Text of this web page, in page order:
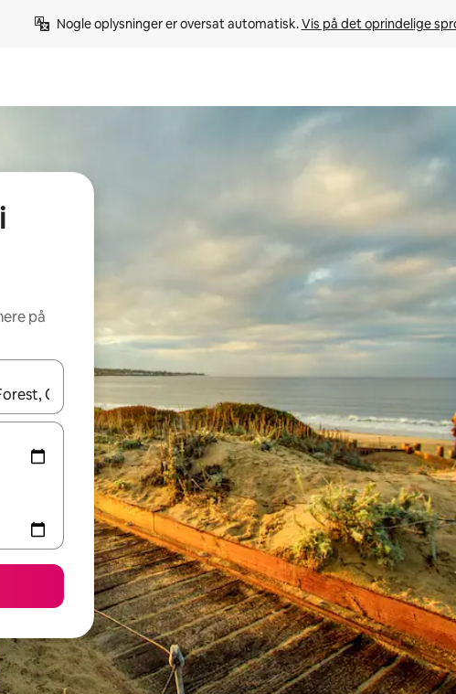
Nogle oplysninger er oversat automatisk. Vis på det oprindelige
på
med piletasterne op og ned eller se mere ved at trykke eller stryge.